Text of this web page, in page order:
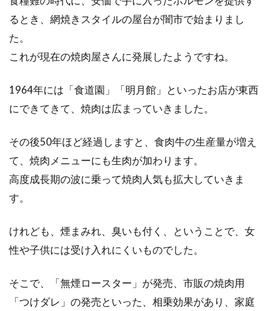
油っこいものやお肉を食べるときにはウーロン
絶品カレー！美味しくカロリーオフ
たいほど、カレーって美味しいですよね。しか
し、...
朝食抜きで体のデトックスをしよう
＆朝食抜きダイエット方法
あなたは、朝食を食べていますか？食べていま
せんか？体に良いのか、悪いのか迷いつつも、
るとき、網焼きスタイルの屋台が闇市で始まりまし
た。
これが現在の焼肉屋さんに発展したようですね。
1964年には「食道園」「明月館」といったお店が東西
にできてきて、焼肉は広まっていきました。
その後50年ほど経過しますと、食肉牛の生産量が増え
て、焼肉メニューにも生肉が加わります。
高度成長期の波に乗って焼肉人気も拡大していきま
す。
けれども、煙まみれ、臭いも付く、ということで、女
性や子供には受け入れにくいものでした。
そこで、「無煙ロースター」が発売、市販の焼肉用
「つけダレ」の発売といった、相乗効果があり、家庭